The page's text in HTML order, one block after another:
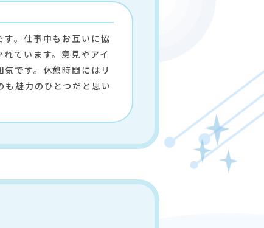
。仕事中もお互いに協
ています。意見やアイ
です。休憩時間にはリ
魅力のひとつだと思い